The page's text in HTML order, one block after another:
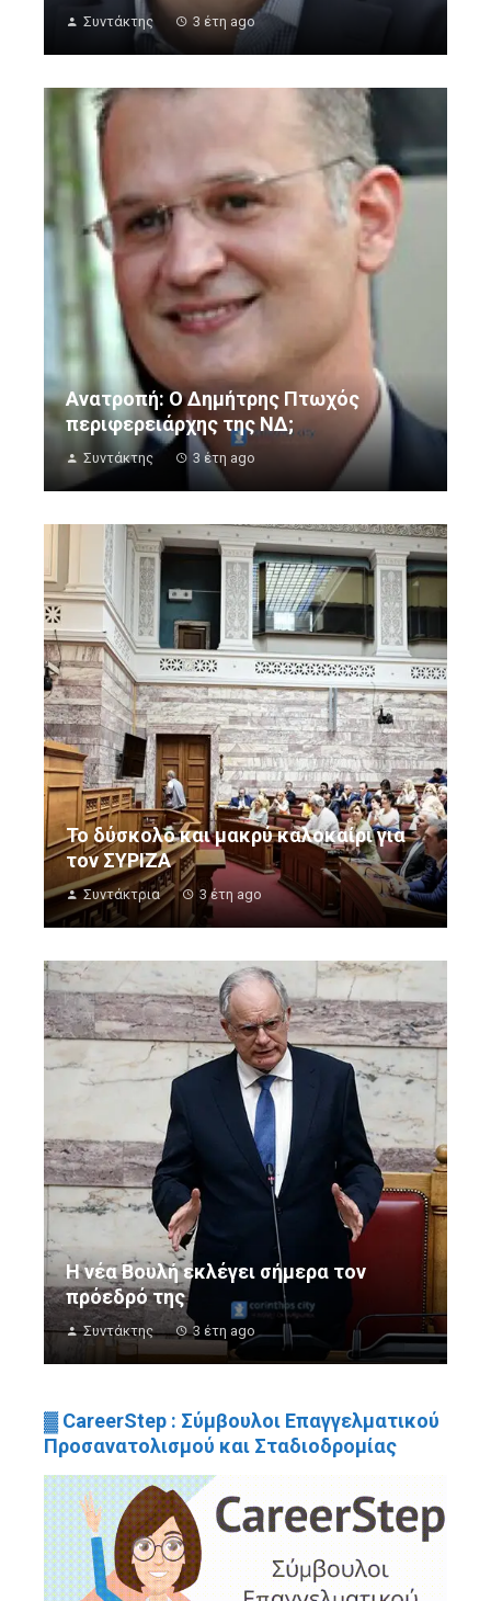
Συντάκτης 3 έτη ago
Ανατροπή: Ο Δημήτρης Πτωχός
περιφερειάρχης της ΝΔ;
Συντάκτης 3 έτη ago
Το δύσκολο και μακρύ καλοκαίρι για
τον ΣΥΡΙΖΑ
Συντάκτρια 3 έτη ago
Η νέα Βουλή εκλέγει σήμερα τον
πρόεδρό της
Συντάκτης 3 έτη ago
▓ CareerStep : Σύμβουλοι Επαγγελματικού
Προσανατολισμού και Σταδιοδρομίας